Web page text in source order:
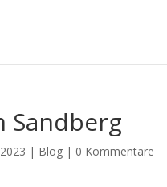
Sandberg
| Blog | 0 Kommentare